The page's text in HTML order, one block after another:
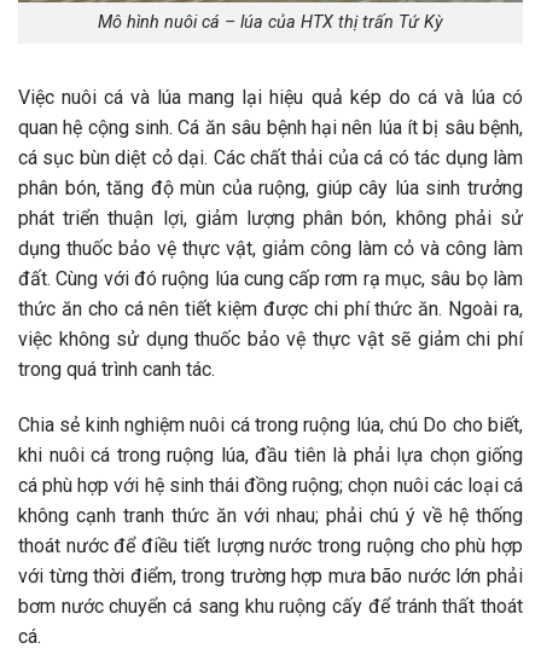
Mô hình nuôi cá – lúa của HTX thị trấn Tứ Kỳ
Việc nuôi cá và lúa mang lại hiệu quả kép do cá và lúa có
quan hệ cộng sinh. Cá ăn sâu bệnh hại nên lúa ít bị sâu bệnh,
cá sục bùn diệt cỏ dại. Các chất thải của cá có tác dụng làm
phân bón, tăng độ mùn của ruộng, giúp cây lúa sinh trưởng
phát triển thuận lợi, giảm lượng phân bón, không phải sử
dụng thuốc bảo vệ thực vật, giảm công làm cỏ và công làm
đất. Cùng với đó ruộng lúa cung cấp rơm rạ mục, sâu bọ làm
thức ăn cho cá nên tiết kiệm được chi phí thức ăn. Ngoài ra,
việc không sử dụng thuốc bảo vệ thực vật sẽ giảm chi phí
trong quá trình canh tác.
Chia sẻ kinh nghiệm nuôi cá trong ruộng lúa, chú Do cho biết,
khi nuôi cá trong ruộng lúa, đầu tiên là phải lựa chọn giống
cá phù hợp với hệ sinh thái đồng ruộng; chọn nuôi các loại cá
không cạnh tranh thức ăn với nhau; phải chú ý về hệ thống
thoát nước để điều tiết lượng nước trong ruộng cho phù hợp
với từng thời điểm, trong trường hợp mưa bão nước lớn phải
bơm nước chuyển cá sang khu ruộng cấy để tránh thất thoát
cá.